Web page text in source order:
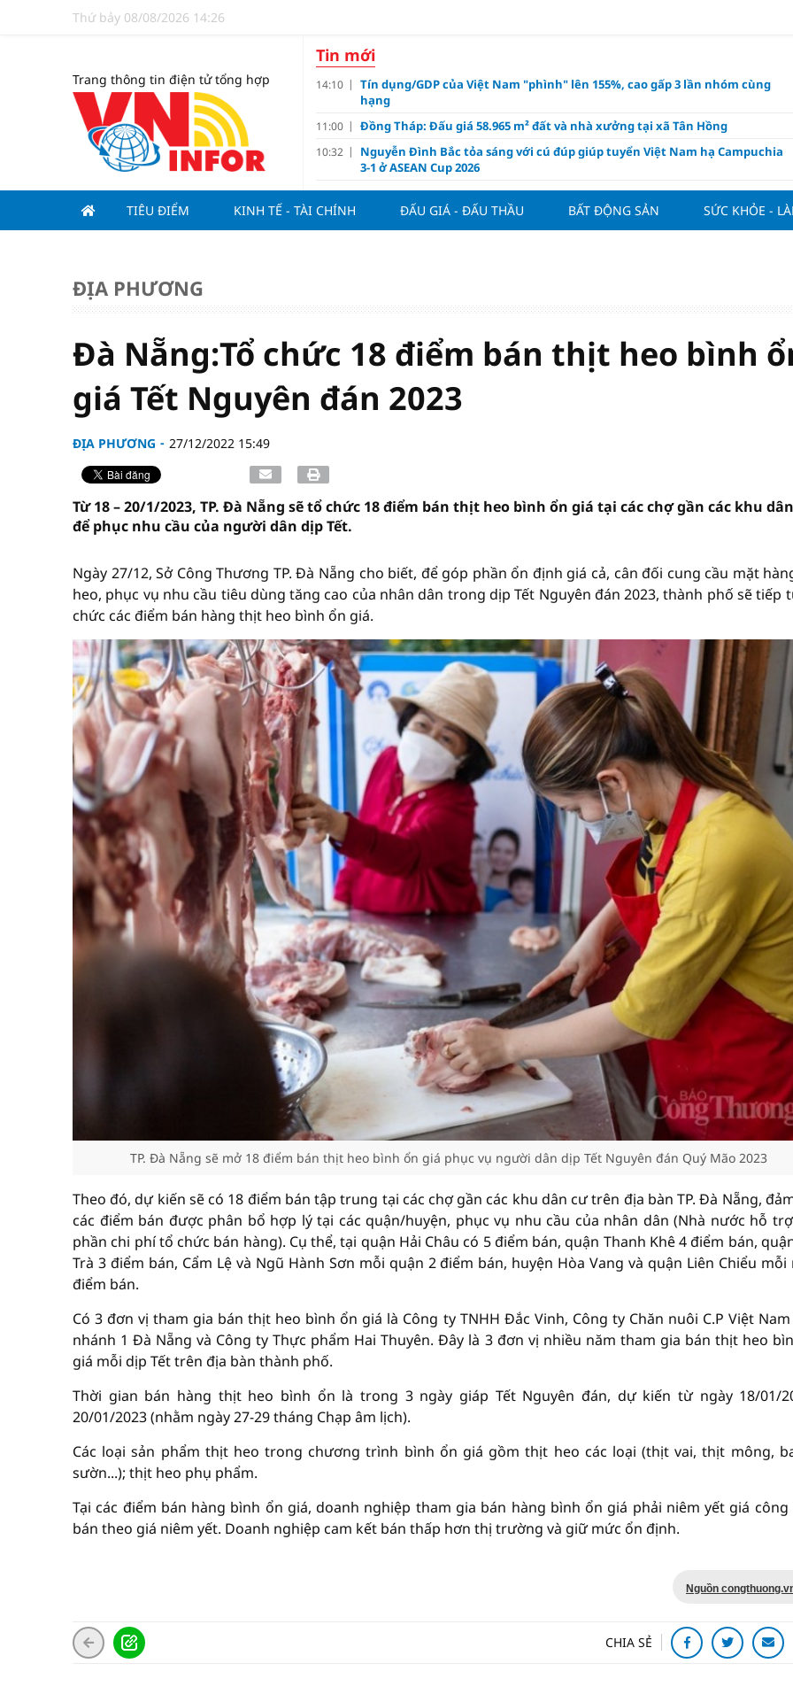
Thứ bảy 08/08/2026 14:26
Trang thông tin điện tử tổng hợp
Tin mới
14:10
Tín dụng/GDP của Việt Nam "phình" lên 155%, cao gấp 3 lần nhóm cùng
hạng
11:00 Đồng Tháp: Đấu giá 58.965 m² đất và nhà xưởng tại xã Tân Hồng
10:32
Nguyễn Đình Bắc tỏa sáng với cú đúp giúp tuyển Việt Nam hạ Campuchia
3-1 ở ASEAN Cup 2026
10:23 Giá vàng hôm nay 8/8: Vàng thế giới "nhảy vọt"
09:00 Các cổ phiếu IPO có được phân bổ dòng vốn mới từ nâng hạng thị trường?
doanh thuận lợi
17:10 Ngân hàng nửa đầu năm 2026: Áp lực đằng sau niềm vui lãi lớn
17:00
Quy hoạch và hạ tầng đang mở ra chu kỳ tăng trưởng mới của bất động
TIÊU ĐIỂM KINH TẾ - TÀI CHÍNH ĐẤU GIÁ - ĐẤU THẦU BẤT ĐỘNG SẢN SỨC KHỎE -
ĐỊA PHƯƠNG
Đà Nẵng:Tổ chức 18 điểm bán thịt heo bình
giá Tết Nguyên đán 2023
ĐỊA PHƯƠNG 27/12/2022 15:49
Từ 18 – 20/1/2023, TP. Đà Nẵng sẽ tổ chức 18 điểm bán thịt heo bình ổn giá tại các chợ gần các khu
để phục nhu cầu của người dân dịp Tết.
Ngày 27/12, Sở Công Thương TP. Đà Nẵng cho biết, để góp phần ổn định giá cả, cân đối cung cầu mặt
heo, phục vụ nhu cầu tiêu dùng tăng cao của nhân dân trong dịp Tết Nguyên đán 2023, thành phố sẽ tiếp
chức các điểm bán hàng thịt heo bình ổn giá.
TP. Đà Nẵng sẽ mở 18 điểm bán thịt heo bình ổn giá phục vụ người dân dịp Tết Nguyên đán Quý Mão 2023
Theo đó, dự kiến sẽ có 18 điểm bán tập trung tại các chợ gần các khu dân cư trên địa bàn TP. Đà Nẵng,
các điểm bán được phân bổ hợp lý tại các quận/huyện, phục vụ nhu cầu của nhân dân (Nhà nước hỗ
phần chi phí tổ chức bán hàng). Cụ thể, tại quận Hải Châu có 5 điểm bán, quận Thanh Khê 4 điểm bán,
Trà 3 điểm bán, Cẩm Lệ và Ngũ Hành Sơn mỗi quận 2 điểm bán, huyện Hòa Vang và quận Liên Chiểu mỗi
điểm bán.
Có 3 đơn vị tham gia bán thịt heo bình ổn giá là Công ty TNHH Đắc Vinh, Công ty Chăn nuôi C.P Việt Nam
nhánh 1 Đà Nẵng và Công ty Thực phẩm Hai Thuyên. Đây là 3 đơn vị nhiều năm tham gia bán thịt heo
giá mỗi dịp Tết trên địa bàn thành phố.
Thời gian bán hàng thịt heo bình ổn là trong 3 ngày giáp Tết Nguyên đán, dự kiến từ ngày 18/01/
20/01/2023 (nhằm ngày 27-29 tháng Chạp âm lịch).
Các loại sản phẩm thịt heo trong chương trình bình ổn giá gồm thịt heo các loại (thịt vai, thịt mông,
sườn...); thịt heo phụ phẩm.
Tại các điểm bán hàng bình ổn giá, doanh nghiệp tham gia bán hàng bình ổn giá phải niêm yết giá công
bán theo giá niêm yết. Doanh nghiệp cam kết bán thấp hơn thị trường và giữ mức ổn định.
Nguồn
CHIA SẺ